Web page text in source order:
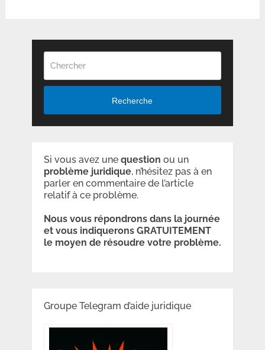
Recherche
Si vous avez une question ou un
problème juridique, n’hésitez pas à en
parler en commentaire de l’article
relatif à ce problème.
Nous vous répondrons dans la journée
et vous indiquerons GRATUITEMENT
le moyen de résoudre votre problème.
Groupe Telegram d’aide juridique